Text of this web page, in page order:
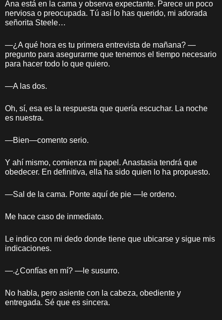
Ana está en la cama y observa expectante. Parece un poco
nerviosa o preocupada. Tú así lo has querido, mi adorada
señorita Steele…
—¿A qué hora es tu primera entrevista de mañana? —
pregunto para asegurarme que tenemos el tiempo necesario
para hacer todo lo que quiero.
—A las dos.
Oh, sí, esa es la respuesta que quería escuchar. La noche
es nuestra.
—Bien—comento serio.
Y ahí mismo, comienza mi papel. Anastasia tendrá que
obedecer. En definitiva, ella ha sido quien lo ha propuesto.
—Sal de la cama. Ponte aquí de pie —le ordeno.
Me hace caso de inmediato.
Le indico con mi dedo donde tiene que ubicarse y sigue mis
indicaciones.
—.¿Confías en mí? —le susurro.
No habla, pero asiente con la cabeza, obediente y
entregada. Sé que es sincera.